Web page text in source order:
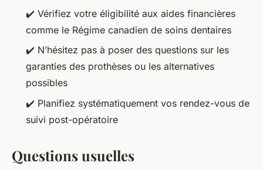
✔️ Vérifiez votre éligibilité aux aides financières
comme le Régime canadien de soins dentaires
✔️ N’hésitez pas à poser des questions sur les
garanties des prothèses ou les alternatives
possibles
✔️ Planifiez systématiquement vos rendez-vous de
suivi post-opératoire
Questions usuelles